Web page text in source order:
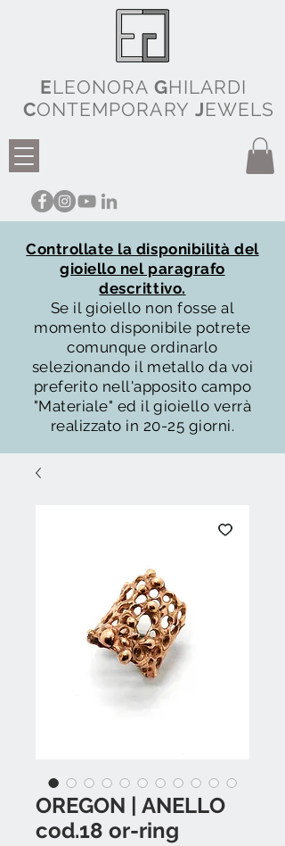
ELEONORA GHILARDI
CONTEMPORARY JEWELS
Controllate la disponibilità del
gioiello nel paragrafo
descrittivo.
Se il gioiello non fosse al
momento disponibile potrete
comunque ordinarlo
selezionando il metallo da voi
preferito nell'apposito campo
"Materiale" ed il gioiello verrà
realizzato in 20-25 giorni.
OREGON | ANELLO
cod.18 or-ring